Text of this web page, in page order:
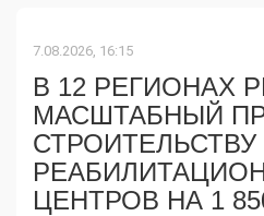
7.08.2026, 16:15
В 12 РЕГИОНАХ
МАСШТАБНЫЙ
СТРОИТЕЛЬСТВУ
ЦЕНТРОВ НА 1